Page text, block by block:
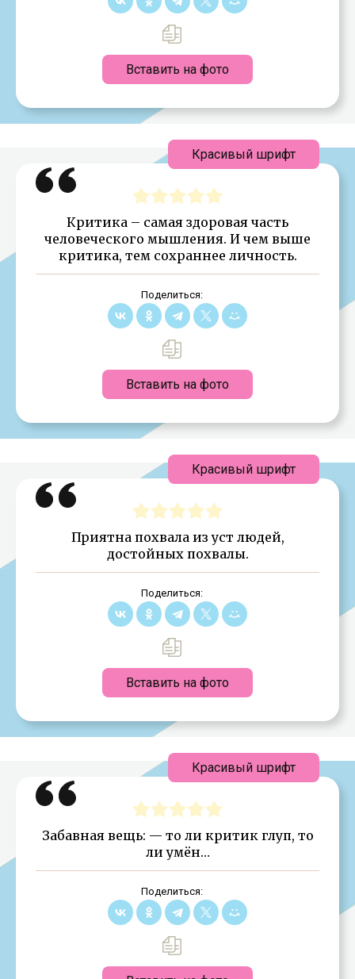
Вставить на фото
Критика – самая здоровая часть
человеческого мышления. И чем выше
критика, тем сохраннее личность.
Поделиться:
Вставить на фото
Красивый шрифт
Приятна похвала из уст людей,
достойных похвалы.
Поделиться:
Вставить на фото
Красивый шрифт
Забавная вещь: — то ли критик глуп, то
ли умён…
Поделиться:
Красивый шрифт